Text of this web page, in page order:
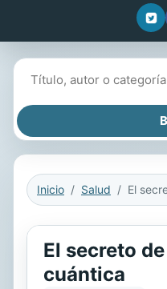
Inicio Salud El
El secreto
cuántica